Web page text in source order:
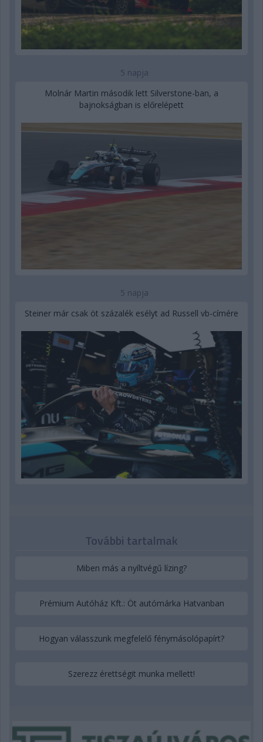
5 napja
Molnár Martin második lett Silverstone-ban, a
bajnokságban is előrelépett
5 napja
Steiner már csak öt százalék esélyt ad Russell vb-címére
További tartalmak
Miben más a nyíltvégű lízing?
Prémium Autóház Kft.: Öt autómárka Hatvanban
Hogyan válasszunk megfelelő fénymásolópapírt?
Szerezz érettségit munka mellett!